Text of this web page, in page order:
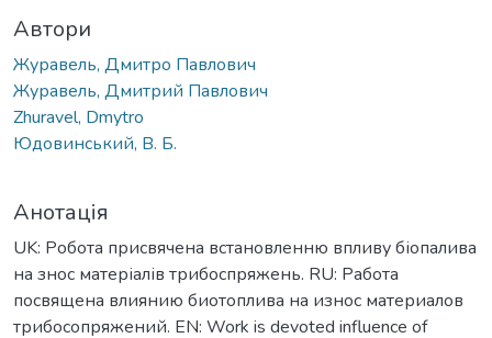
Автори
Журавель, Дмитро Павлович
Журавель, Дмитрий Павлович
Zhuravel, Dmytro
Юдовинський, В. Б.
Анотація
UK: Робота присвячена встановленню впливу біопалива
на знос матеріалів трибоспряжень. RU: Работа
посвящена влиянию биотоплива на износ материалов
трибосопряжений. EN: Work is devoted influence of